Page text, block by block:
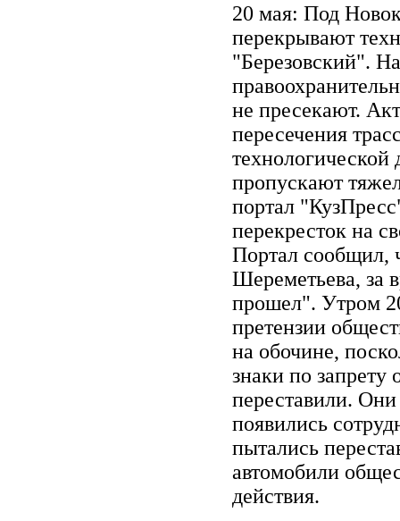
20 мая: Под
перекрывают
"Березовский".
не пресекают.
пересечения
технологической
пропускают
портал
перекресток на
Портал сообщил,
Шереметьева, за
прошел". Утром
претензии
на обочине,
знаки по
переставили.
появились
пытались
автомобили
действия.